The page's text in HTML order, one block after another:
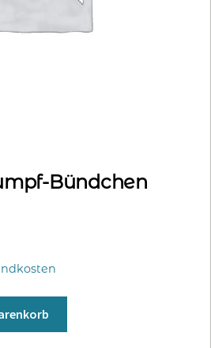
Bündchen